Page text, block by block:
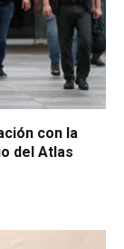
con la
del Atlas